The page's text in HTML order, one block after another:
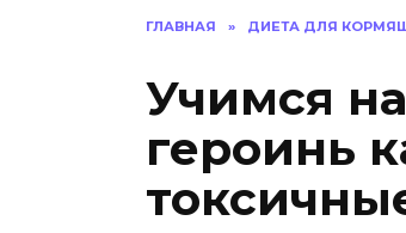
ГЛАВНАЯ » ДИЕТА ДЛЯ
Учимся
героинь